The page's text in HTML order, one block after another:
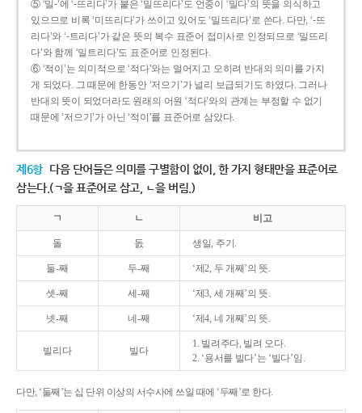
⑤ ‘밀-’에 ‘-뜨리다’가 붙은 ‘밀뜨리다’도 언중이 ‘밀다’의 뜻을 의식하고
있으므로 비록 ‘미뜨리다’가 쓰이고 있어도 ‘밀뜨리다’로 쓴다. 다만, ‘-뜨
리다’와 ‘-트리다’가 같은 뜻의 복수 표준어 접미사로 인정되므로 ‘밀뜨리
다’와 함께 ‘밀트리다’도 표준어로 인정된다.
⑥ ‘적이’는 의미적으로 ‘적다’와는 멀어지고 오히려 반대의 의미를 가지
게 되었다. 그 때문에 한동안 ‘저으기’가 널리 보급되기도 하였다. 그러나
반대의 뜻이 되었더라도 원래의 어원 ‘적다’와의 관계는 부정할 수 없기
때문에 ‘저으기’가 아닌 ‘적이’를 표준어로 삼았다.
제6항 다음 단어들은 의미를 구별함이 없이, 한 가지 형태만을 표준어로
삼는다.(ㄱ을 표준어로 삼고, ㄴ을 버림.)
ㄱ ㄴ 비고
돌 돐 생일, 주기.
둘-째 두-째 ‘제2, 두 개째’의 뜻.
셋-째 세-째 ‘제3, 세 개째’의 뜻.
넷-째 네-째 ‘제4, 네 개째’의 뜻.
빌리다 빌다
1. 빌려주다, 빌려 오다.
2. ‘용서를 빌다’는 ‘빌다’임.
다만, ‘둘째’는 십 단위 이상의 서수사에 쓰일 때에 ‘두째’로 한다.